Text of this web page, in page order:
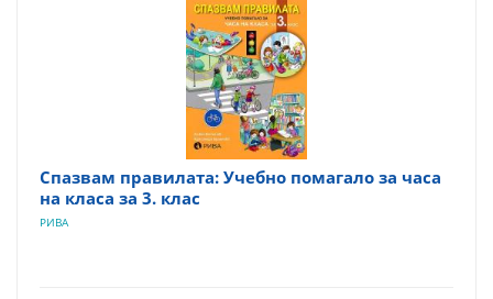
Спазвам правилата: Учебно помагало за часа
на класа за 3. клас
РИВА